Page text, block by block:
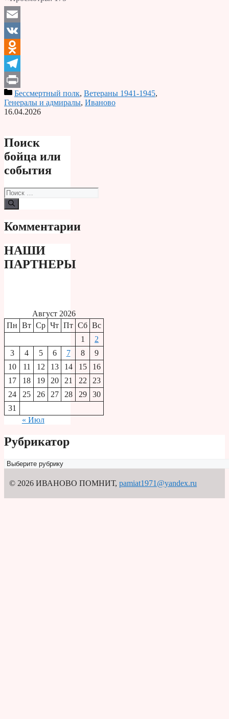
Email
VK
Odnoklassniki
Telegram
PrintБессмертный полк, Ветераны 1941-1945,
Генералы и адмиралы, Иваново
16.04.2026
Поиск
бойца или
события
Поиск:
Комментарии
НАШИ
ПАРТНЕРЫ
Август 2026
Пн Вт Ср Чт Пт Сб Вс
1
2
3
4 5 6 7 8
9
10
11 12 13 14 15
16
17
18 19 20 21 22
23
24
25 26 27 28 29
30
31
« Июл
Рубрикатор
Рубрикатор
© 2026 ИВАНОВО ПОМНИТ, pamiat1971@yandex.ru